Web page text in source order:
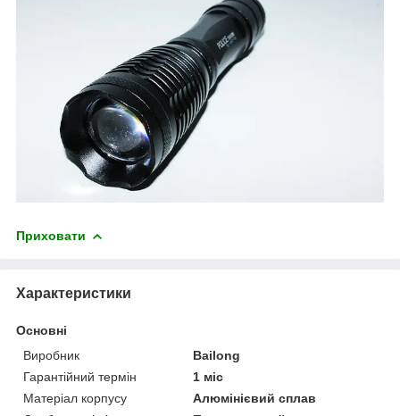
Приховати
Характеристики
Основні
Виробник
Bailong
Гарантійний термін
1 міс
Матеріал корпусу
Алюмінієвий сплав